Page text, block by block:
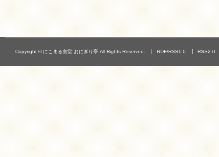
Copyright © にこまる食堂 おにぎり亭 All Rights Reserved. RDF/RSS1.0 RSS2.0